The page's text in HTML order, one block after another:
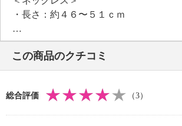
・長さ：約４６〜５１ｃｍ
【使用素材】
・シルバー９２５
・ステンレス
【メッキ素材】
【その他】
・個体差あり
この商品のクチコミ
総合評価 （3）